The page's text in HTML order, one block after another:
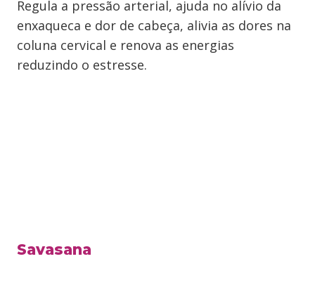
Regula a pressão arterial, ajuda no alívio da
enxaqueca e dor de cabeça, alivia as dores na
coluna cervical e renova as energias
reduzindo o estresse.
Savasana